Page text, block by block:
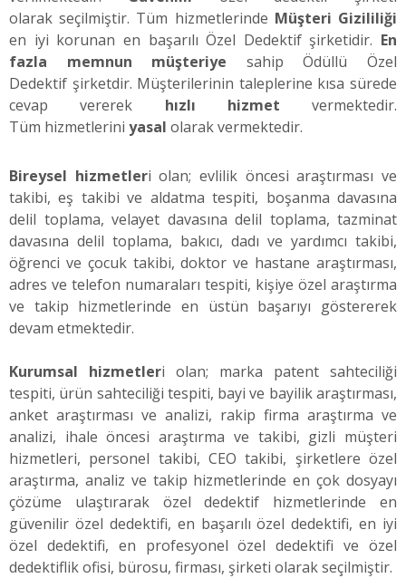
olarak seçilmiştir. Tüm hizmetlerinde Müşteri Gizililiği
en iyi korunan en başarılı Özel Dedektif şirketidir. En
fazla memnun müşteriye sahip Ödüllü Özel
Dedektif şirketdir. Müşterilerinin taleplerine kısa sürede
cevap vererek hızlı hizmet vermektedir.
Tüm hizmetlerini yasal olarak vermektedir.
Bireysel hizmetleri olan; evlilik öncesi araştırması ve
takibi, eş takibi ve aldatma tespiti, boşanma davasına
delil toplama, velayet davasına delil toplama, tazminat
davasına delil toplama, bakıcı, dadı ve yardımcı takibi,
öğrenci ve çocuk takibi, doktor ve hastane araştırması,
adres ve telefon numaraları tespiti, kişiye özel araştırma
ve takip hizmetlerinde en üstün başarıyı göstererek
devam etmektedir.
Kurumsal hizmetleri olan; marka patent sahteciliği
tespiti, ürün sahteciliği tespiti, bayi ve bayilik araştırması,
anket araştırması ve analizi, rakip firma araştırma ve
analizi, ihale öncesi araştırma ve takibi, gizli müşteri
hizmetleri, personel takibi, CEO takibi, şirketlere özel
araştırma, analiz ve takip hizmetlerinde en çok dosyayı
çözüme ulaştırarak özel dedektif hizmetlerinde en
güvenilir özel dedektifi, en başarılı özel dedektifi, en iyi
özel dedektifi, en profesyonel özel dedektifi ve özel
dedektiflik ofisi, bürosu, firması, şirketi olarak seçilmiştir.